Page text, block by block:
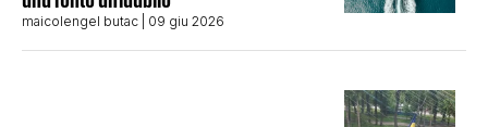
maicolengel butac | 09 giu 2026